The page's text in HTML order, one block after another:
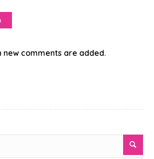
new comments are added.